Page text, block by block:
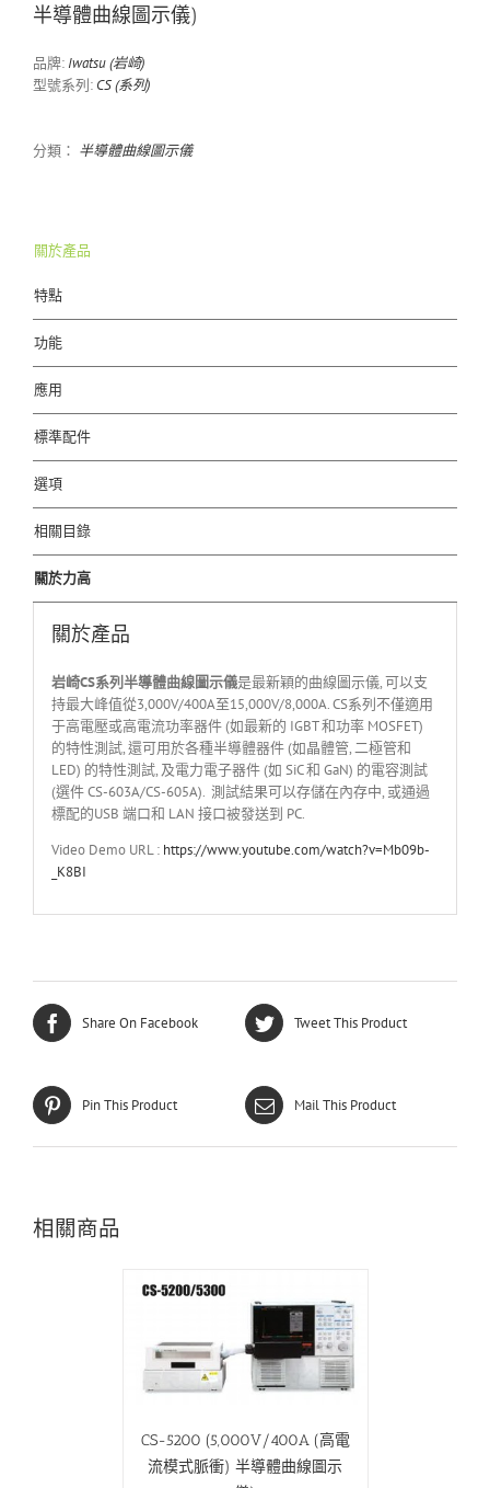
半導體曲線圖示儀)
品牌: Iwatsu (岩崎)
型號系列: CS (系列)
分類： 半導體曲線圖示儀
關於產品
特點
功能
應用
標準配件
選項
相關目錄
關於力高
關於產品
岩崎CS系列半導體曲線圖示儀是最新穎的曲線圖示儀, 可以支
持最大峰值從3,000V/400A至15,000V/8,000A. CS系列不僅適用
于高電壓或高電流功率器件 (如最新的 IGBT 和功率 MOSFET)
的特性測試, 還可用於各種半導體器件 (如晶體管, 二極管和
LED) 的特性測試, 及電力電子器件 (如 SiC 和 GaN) 的電容測試
(選件 CS-603A/CS-605A). 測試結果可以存儲在內存中, 或通過
標配的USB 端口和 LAN 接口被發送到 PC.
Video Demo URL : https://www.youtube.com/watch?v=Mb09b-
_K8BI
Share On Facebook Tweet This Product
Pin This Product Mail This Product
相關商品
CS-5200 (5,000V/400A (高電
流模式脈衝) 半導體曲線圖示